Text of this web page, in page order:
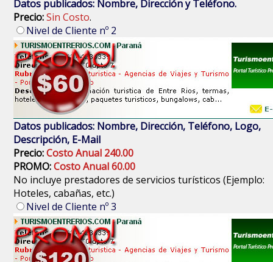
Datos publicados: Nombre, Dirección y Teléfono.
Precio:Sin Costo.
Nivel de Cliente nº 2
Datos publicados: Nombre, Dirección, Teléfono, Logo,
Descripción, E-Mail
Precio:Costo Anual 240.00
PROMO:Costo Anual 60.00
No incluye prestadores de servicios turísticos (Ejemplo:
Hoteles, cabañas, etc.)
Nivel de Cliente nº 3